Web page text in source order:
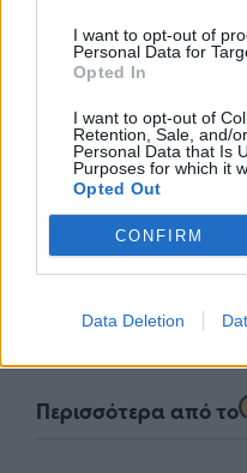
I want to opt-out of
Personal Data for
Opted In
I want to opt-out of
Retention, Sale, and/
Personal Data that Is
Purposes for which it
Opted Out
CONFIRM
Data Deletion
TP Greece: Πώς
μέλλον του
Περισσότερα από το